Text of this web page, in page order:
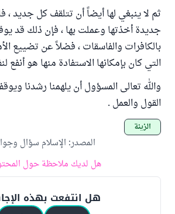
ثم لا ينبغي لها أيضاً أن تتلقف كل جديد
جديدة أخذتها وعملت بها ، فإن ذلك قد
بالكافرات والفاسقات ، فضلاً عن تضييع
التي كان بإمكانها الاستفادة منها هو أنفع
والله تعالى المسؤول أن يلهمنا رشدنا
القول والعمل .
الزينة
المصدر: الإسلام سؤال
هل لديك ملاحظة حول
هل انتفعت بهذه